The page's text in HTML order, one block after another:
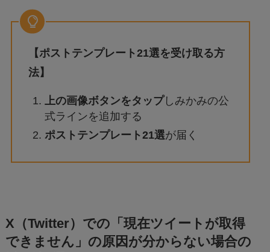
【ポストテンプレート21選を受け取る方
法】
上の画像ボタンをタップしみかみの公
式ラインを追加する
ポストテンプレート21選が届く
X（Twitter）での「現在ツイートが取得
できません」の原因が分からない場合の